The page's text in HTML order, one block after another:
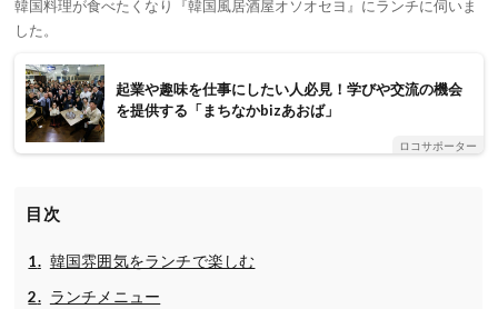
韓国料理が食べたくなり『韓国風居酒屋オソオセヨ』にランチに伺いま
した。
起業や趣味を仕事にしたい人必見！学びや交流の機会
を提供する「まちなかbizあおば」
ロコサポーター
目次
韓国雰囲気をランチで楽しむ
ランチメニュー